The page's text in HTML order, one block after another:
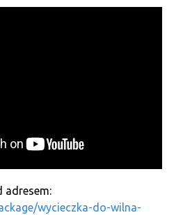
adresem:
wycieczka-do-wilna-